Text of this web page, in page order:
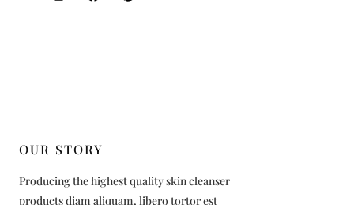
OUR STORY
Producing the highest quality skin cleanser
products diam aliquam, libero tortor est